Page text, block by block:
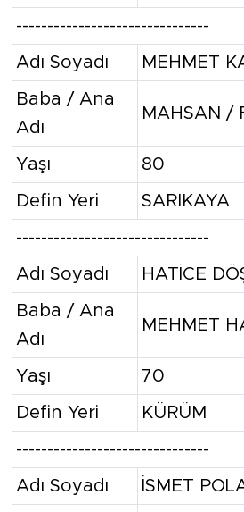
-------------------------------
Adı Soyadı MEHMET
Baba / Ana
Adı
MAHSAN /
Yaşı 80
Defin Yeri SARIKAYA
-------------------------------
Adı Soyadı HATİCE
Baba / Ana
Adı
MEHMET
Yaşı 70
Defin Yeri KÜRÜM
-------------------------------
Adı Soyadı İSMET